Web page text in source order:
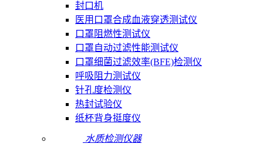
封口机
医用口罩合成血液穿透测试仪
口罩阻燃性测试仪
口罩自动过滤性能测试仪
口罩细菌过滤效率(BFE)检测仪
呼吸阻力测试仪
针孔度检测仪
热封试验仪
纸杯背身挺度仪
水质检测仪器